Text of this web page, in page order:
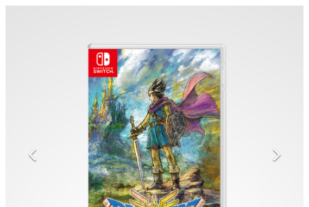
ゲーム開発者・hamatsu氏がゲームの魅力を画面や操作の
具体的な形から解き明かしていく、硬派で骨太な評論連載
です。
ゲームが変えた日本語
「経験値」「裏技」「ラスボス」… ゲームにまつわる言葉
の起源や用法の変遷を、コンピューター文化史研究家・タ
イニーP氏が徹底調査。
カテゴリ